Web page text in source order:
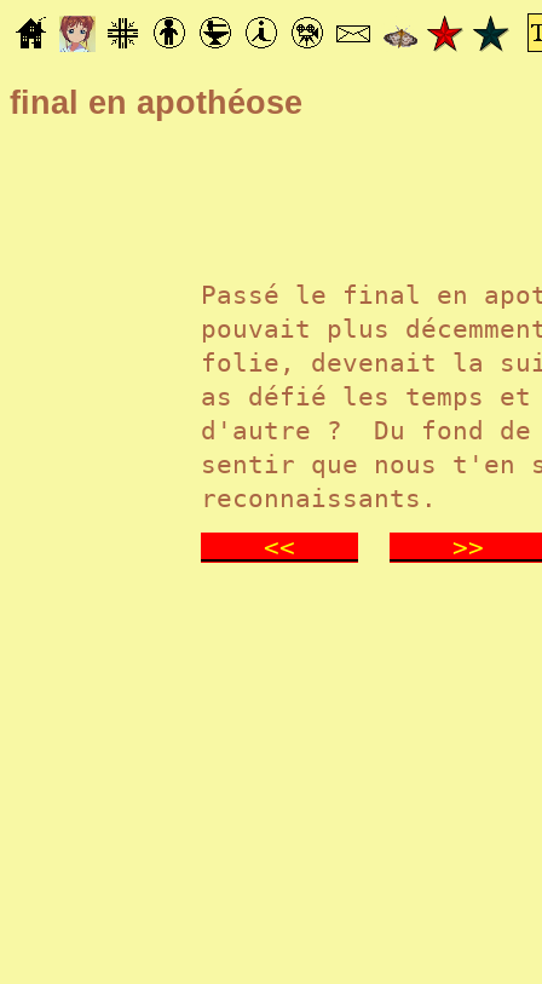
final en apothéose
Passé le final en
pouvait plus
folie, devenait la
as défié les temps
d'autre ? Du fond de
sentir que nous t'en
reconnaissants.
<<